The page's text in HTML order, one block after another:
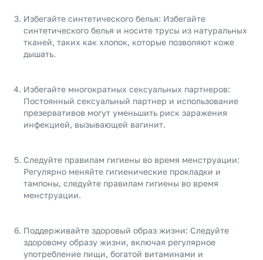
Избегайте синтетического белья: Избегайте
синтетического белья и носите трусы из натуральных
тканей, таких как хлопок, которые позволяют коже
дышать.
Избегайте многократных сексуальных партнеров:
Постоянный сексуальный партнер и использование
презервативов могут уменьшить риск заражения
инфекцией, вызывающей вагинит.
Следуйте правилам гигиены во время менструации:
Регулярно меняйте гигиенические прокладки и
тампоны, следуйте правилам гигиены во время
менструации.
Поддерживайте здоровый образ жизни: Следуйте
здоровому образу жизни, включая регулярное
употребление пищи, богатой витаминами и